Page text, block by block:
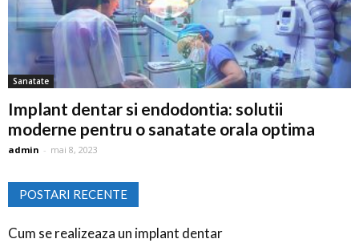
Sanatate
Implant dentar si endodontia: solutii
moderne pentru o sanatate orala optima
admin - mai 8, 2023
POSTARI RECENTE
Cum se realizeaza un implant dentar